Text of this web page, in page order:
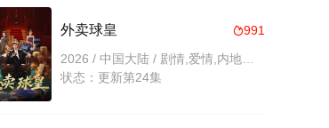
991
外卖球皇
状态：更新第24集